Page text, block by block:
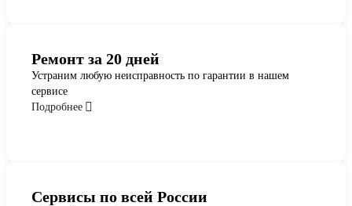
Ремонт за 20 дней
Устраним любую неисправность по гарантии в нашем
сервисе
Подробнее
Сервисы по всей России